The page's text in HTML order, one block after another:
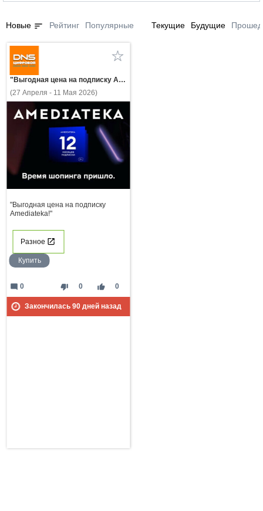
Новые sort Рейтинг Популярные Текущие Будущие
"Выгодная цена на подписку Amediateka!"
(27 Апреля - 11 Мая 2026)
"Выгодная цена на подписку
Amediateka!"
Разное
Купить
thumb_down 0 thumb_up 0
mode_comment 0
Закончилась 90дней назад